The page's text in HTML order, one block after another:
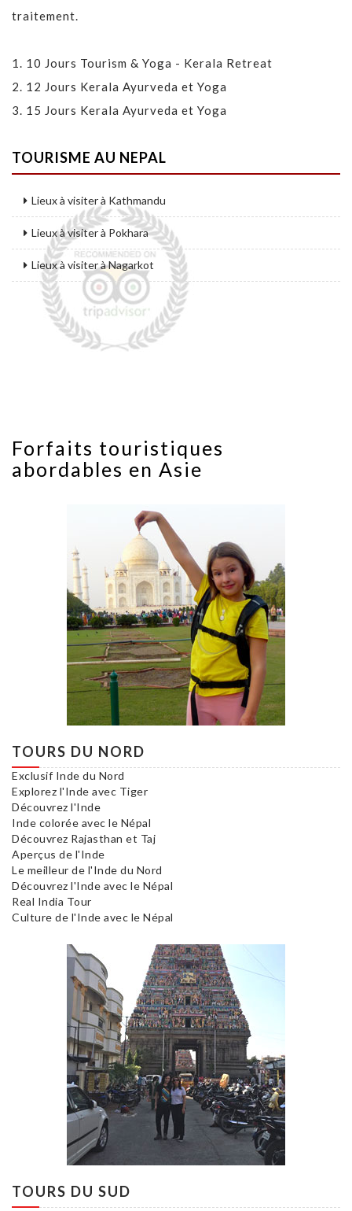
traitement.
1. 10 Jours Tourism & Yoga - Kerala Retreat
2. 12 Jours Kerala Ayurveda et Yoga
3. 15 Jours Kerala Ayurveda et Yoga
TOURISME AU NEPAL
Lieux à visiter à Kathmandu
Lieux à visiter à Pokhara
Lieux à visiter à Nagarkot
Forfaits touristiques
abordables en Asie
TOURS DU NORD
Exclusif Inde du Nord
Explorez l'Inde avec Tiger
Découvrez l'Inde
Inde colorée avec le Népal
Découvrez Rajasthan et Taj
Aperçus de l'Inde
Le meilleur de l'Inde du Nord
Découvrez l'Inde avec le Népal
Real India Tour
Culture de l'Inde avec le Népal
TOURS DU SUD